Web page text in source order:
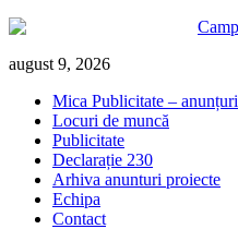
Skip
content
august 9, 2026
Mica Publicitate – anunțuri
Locuri de muncă
Publicitate
Declarație 230
Arhiva anunturi proiecte
Echipa
Contact